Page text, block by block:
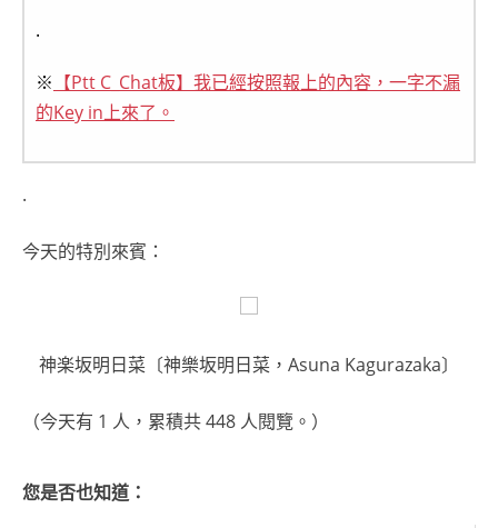
.
※ 【Ptt C_Chat板】我已經按照報上的內容，一字不漏
的Key in上來了。
.
今天的特別來賓：
神楽坂明日菜〔神樂坂明日菜，Asuna Kagurazaka〕
（今天有 1 人，累積共 448 人閱覽。）
您是否也知道：